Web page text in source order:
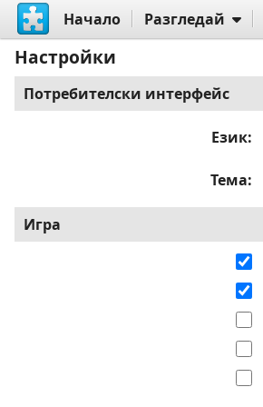
Начало Разгледай
Настройки
Потребителски интерфейс
Език
Тема
Игра